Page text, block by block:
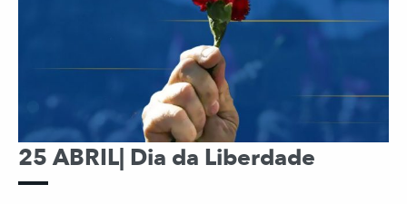
25 ABRIL| Dia da Liberdade